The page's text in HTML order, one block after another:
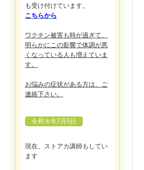
も受け付けています。
こちらから
ワクチン被害も時が過ぎて、
明らかにこの影響で体調が悪
くなっている人も増えていま
す。
お悩みの症状がある方は、ご
連絡下さい。
令和８年7月5日
現在、ストアカ講師もしてい
ます